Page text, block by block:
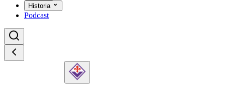
Historia
Podcast